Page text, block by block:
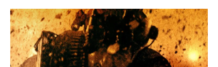
ー
ム
の
ブ